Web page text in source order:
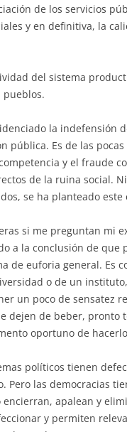
de los servicios
y en definitiva, la
del sistema
pueblos.
la indefensión
pública. Es de las
y el fraude
de la ruina social.
se ha planteado este
si me preguntan mi
a la conclusión de que
de euforia general. Es
o de un
un poco de sensatez
dejen de beber, pronto
oportuno de
políticos tienen
Pero las democracias
encierran, apalean y
y permiten